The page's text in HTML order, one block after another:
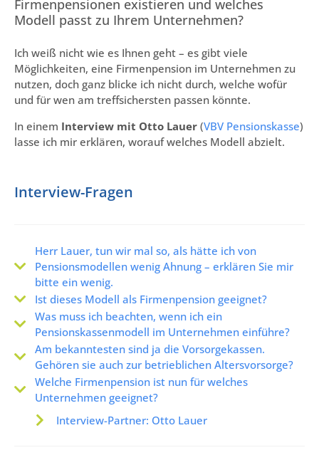
Firmenpensionen existieren und welches
Modell passt zu Ihrem Unternehmen?
Ich weiß nicht wie es Ihnen geht – es gibt viele
Möglichkeiten, eine Firmenpension im Unternehmen zu
nutzen, doch ganz blicke ich nicht durch, welche wofür
und für wen am treffsichersten passen könnte.
In einem Interview mit Otto Lauer (VBV Pensionskasse)
lasse ich mir erklären, worauf welches Modell abzielt.
Interview-Fragen
Herr Lauer, tun wir mal so, als hätte ich von
Pensionsmodellen wenig Ahnung – erklären Sie mir
bitte ein wenig.
Ist dieses Modell als Firmenpension geeignet?
Was muss ich beachten, wenn ich ein
Pensionskassenmodell im Unternehmen einführe?
Am bekanntesten sind ja die Vorsorgekassen.
Gehören sie auch zur betrieblichen Altersvorsorge?
Welche Firmenpension ist nun für welches
Unternehmen geeignet?
Interview-Partner: Otto Lauer